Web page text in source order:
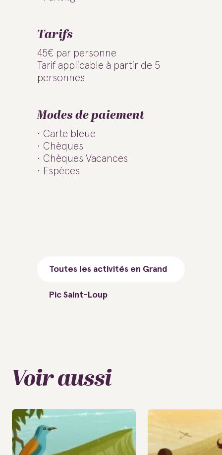
Tarifs
45€ par personne
Tarif applicable à partir de 5
personnes
Modes de paiement
Carte bleue
Chèques
Chèques Vacances
Espèces
Toutes les activités en Grand
Pic Saint-Loup
Voir aussi